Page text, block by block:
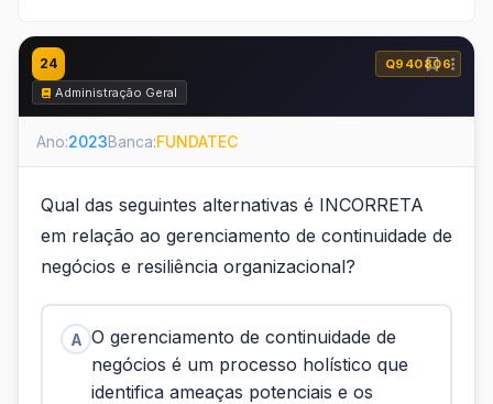
24
Q940806
Administração Geral
Ano:2023Banca:FUNDATEC
Qual das seguintes alternativas é INCORRETA
em relação ao gerenciamento de continuidade de
negócios e resiliência organizacional?
A O gerenciamento de continuidade de
negócios é um processo holístico que
identifica ameaças potenciais e os